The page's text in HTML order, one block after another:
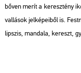
bőven merít a ke­resz­tény
val­lá­sok jel­ké­pe­i­ből is.
lip­szis, man­da­la, ke­reszt,